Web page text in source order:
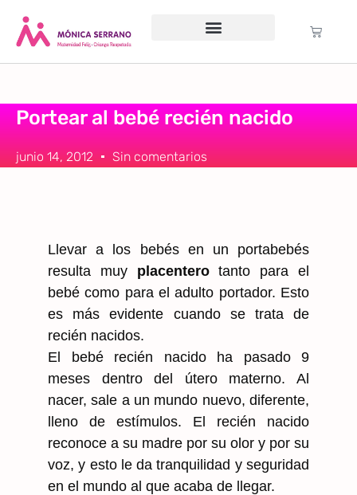
Portear al bebé recién nacido
junio 14, 2012 Sin comentarios
Llevar a los bebés en un portabebés
resulta muy placenterotanto para el
bebé como para el adulto portador. Esto
es más evidente cuando se trata de
recién nacidos.
El bebé recién nacido ha pasado 9
meses dentro del útero materno. Al
nacer, sale a un mundo nuevo, diferente,
lleno de estímulos. El recién nacido
reconoce a su madre por su olor y por su
voz, y esto le da tranquilidad y seguridad
en el mundo al que acaba de llegar.